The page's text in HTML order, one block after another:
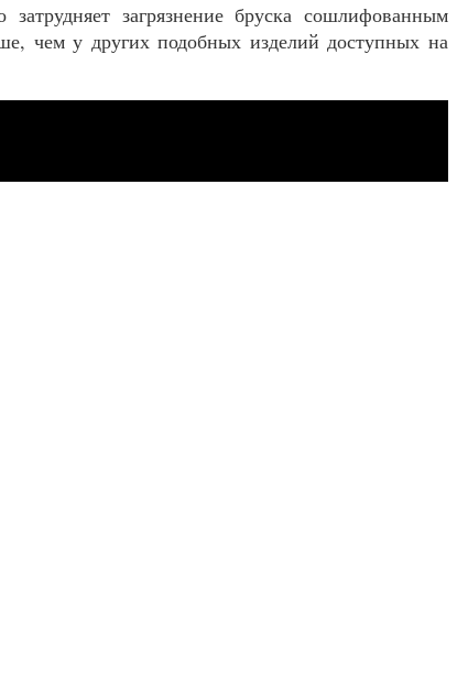
загрязнение бруска сошлифованным
чем у других подобных изделий доступных на